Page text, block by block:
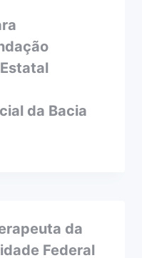
da Bacia
da
Federal